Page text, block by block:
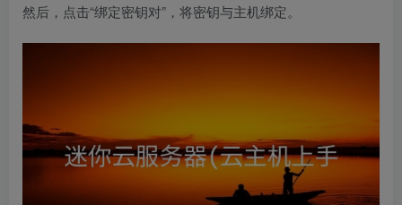
然后，点击“绑定密钥对”，将密钥与主机绑定。